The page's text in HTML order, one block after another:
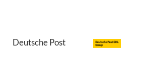
Deutsche Post